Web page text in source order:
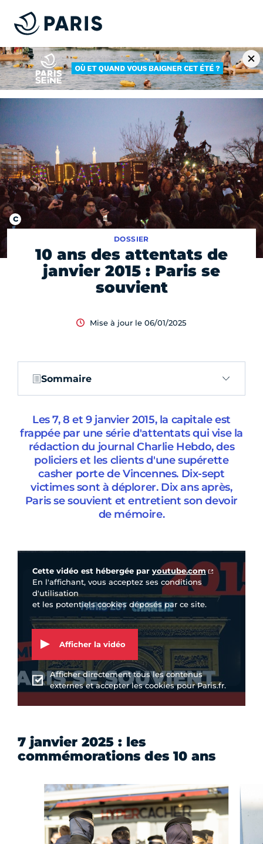
10 ans des attentats de
janvier 2015 : Paris se
souvient
DOSSIER
Mise à jour le 06/01/2025
Sommaire
Les 7, 8 et 9 janvier 2015, la capitale est
frappée par une série d'attentats qui vise la
rédaction du journal Charlie Hebdo, des
policiers et les clients d'une supérette
casher porte de Vincennes. Dix-sept
victimes sont à déplorer. Dix ans après,
Paris se souvient et entretient son devoir
de mémoire.
Cette vidéo est hébergée par youtube.com
En l'affichant, vous acceptez ses conditions
d'utilisation
et les potentiels cookies déposés par ce site.
Afficher la vidéo
Afficher directement tous les contenus
externes et accepter les cookies pour Paris.fr.
7 janvier 2025 : les
commémorations des 10 ans